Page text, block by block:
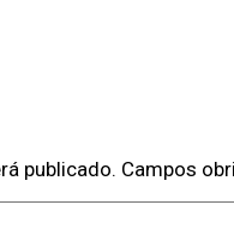
publicado. Campos